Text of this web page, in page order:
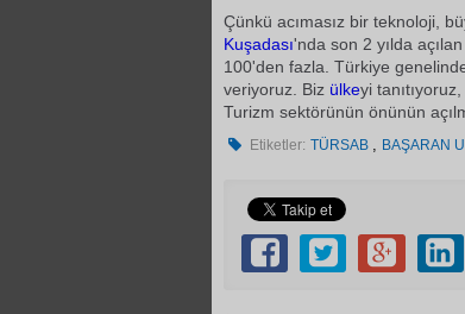
Çünkü acımasız bir teknoloji,
Kuşadası'nda son 2 yılda
100'den fazla. Türkiye
veriyoruz. Biz ülkeyi tanıtıyoruz,
Turizm sektörünün önünün
Etiketler: TÜRSAB , BAŞARAN